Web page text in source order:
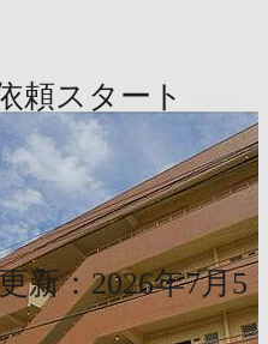
頼スタート
新：2026年7月5